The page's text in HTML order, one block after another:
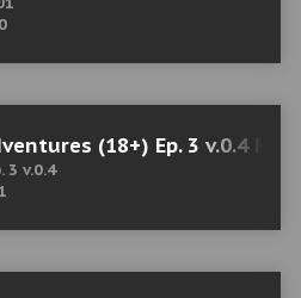
(18+) Ep. 3 v.0.4
3 v.0.4